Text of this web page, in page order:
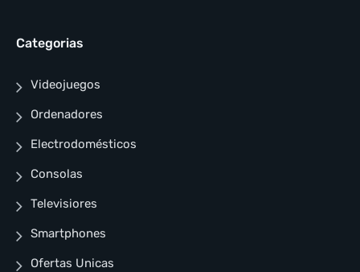
Categorias
Videojuegos
Ordenadores
Electrodomésticos
Consolas
Televisiores
Smartphones
Ofertas Unicas